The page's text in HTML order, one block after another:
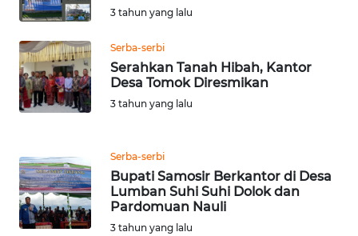
3 tahun yang lalu
Serba-serbi
Serahkan Tanah Hibah, Kantor
Desa Tomok Diresmikan
3 tahun yang lalu
Serba-serbi
Bupati Samosir Berkantor di Desa
Lumban Suhi Suhi Dolok dan
Pardomuan Nauli
3 tahun yang lalu
JATIM
WN
BALI
KALBAR
WN
KALTENG